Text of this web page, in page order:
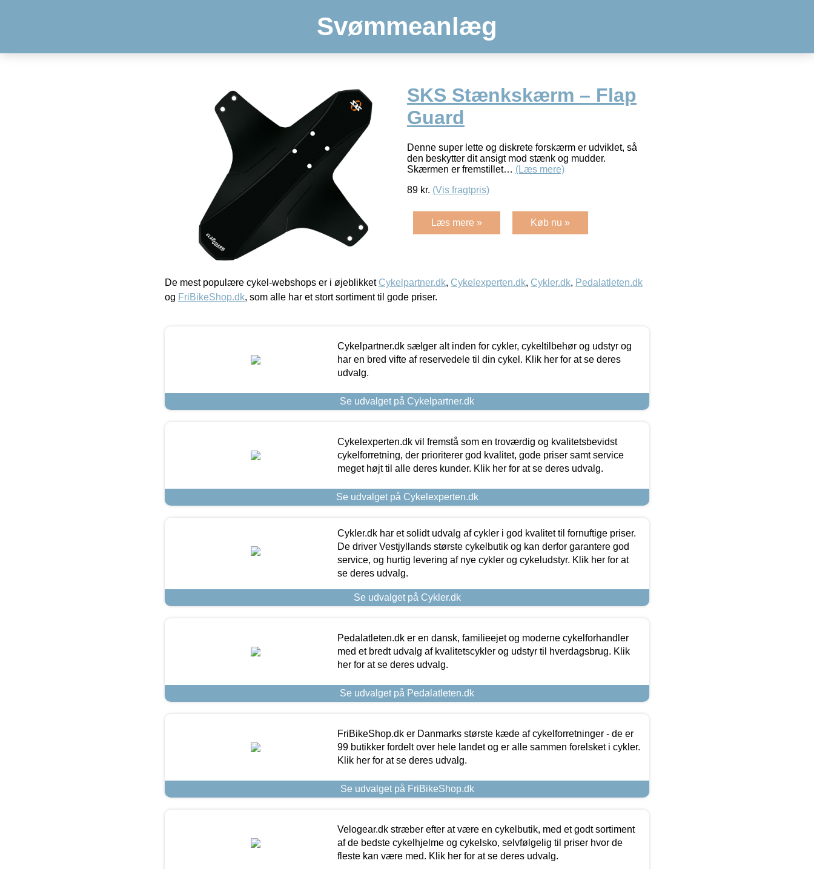
Svømmeanlæg
SKS Stænkskærm – Flap
Guard
Denne super lette og diskrete forskærm er udviklet, så
den beskytter dit ansigt mod stænk og mudder.
Skærmen er fremstillet… (Læs mere)
89 kr. (Vis fragtpris)
Læs mere » Køb nu »
De mest populære cykel-webshops er i øjeblikket Cykelpartner.dk, Cykelexperten.dk, Cykler.dk, Pedalatleten.dk
og FriBikeShop.dk, som alle har et stort sortiment til gode priser.
Cykelpartner.dk sælger alt inden for cykler, cykeltilbehør og udstyr og
har en bred vifte af reservedele til din cykel. Klik her for at se deres
udvalg.
Se udvalget på Cykelpartner.dk
Cykelexperten.dk vil fremstå som en troværdig og kvalitetsbevidst
cykelforretning, der prioriterer god kvalitet, gode priser samt service
meget højt til alle deres kunder. Klik her for at se deres udvalg.
Se udvalget på Cykelexperten.dk
Cykler.dk har et solidt udvalg af cykler i god kvalitet til fornuftige priser.
De driver Vestjyllands største cykelbutik og kan derfor garantere god
service, og hurtig levering af nye cykler og cykeludstyr. Klik her for at
se deres udvalg.
Se udvalget på Cykler.dk
Pedalatleten.dk er en dansk, familieejet og moderne cykelforhandler
med et bredt udvalg af kvalitetscykler og udstyr til hverdagsbrug. Klik
her for at se deres udvalg.
Se udvalget på Pedalatleten.dk
FriBikeShop.dk er Danmarks største kæde af cykelforretninger - de er
99 butikker fordelt over hele landet og er alle sammen forelsket i cykler.
Klik her for at se deres udvalg.
Se udvalget på FriBikeShop.dk
Velogear.dk stræber efter at være en cykelbutik, med et godt sortiment
af de bedste cykelhjelme og cykelsko, selvfølgelig til priser hvor de
fleste kan være med. Klik her for at se deres udvalg.